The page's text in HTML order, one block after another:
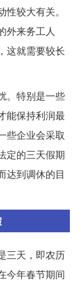
较大有关。
外来务工人
这就需要较长
。特别是一些
能保持利润最
些企业会采取
定的三天假期
达到调休的目
三天，即农历
今年春节期间